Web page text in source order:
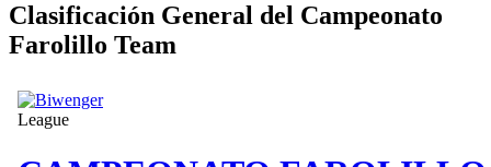
Clasificación General del Campeonato
Farolillo Team